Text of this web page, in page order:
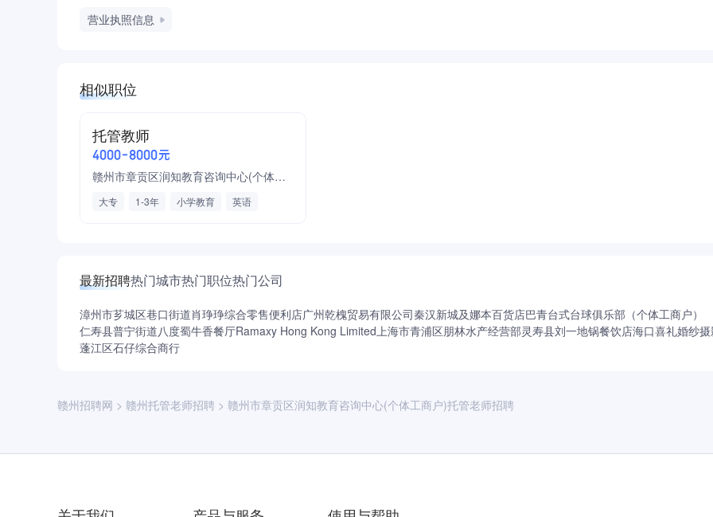
营业执照信息
相似职位
托管教师
4000-8000元
赣州市章贡区润知教育咨询中心(个体工商户)
大专 1-3年 小学教育
英语
最新招聘热门城市热门职位热门公司
漳州市芗城区巷口街道肖琤琤综合零售便利店广州乾槐贸易有限公司秦汉新城及娜本百货店巴青台式台球俱乐部（个体工商户）
仁寿县普宁街道八度蜀牛香餐厅Ramaxy Hong Kong Limited上海市青浦区朋林水产经营部灵寿县刘一地锅餐饮店海口喜礼婚纱
蓬江区石仔综合商行
赣州招聘网 > 赣州托管老师招聘 > 赣州市章贡区润知教育咨询中心(个体工商户)托管老师招聘